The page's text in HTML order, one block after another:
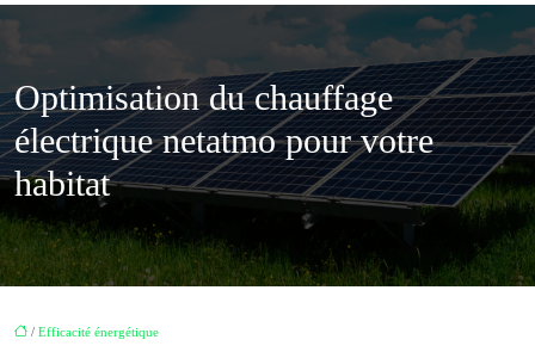
Optimisation du chauffage
électrique netatmo pour votre
habitat
/ Efficacité énergétique